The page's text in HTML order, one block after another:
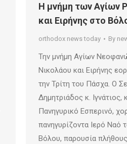
H μνήμη των Αγίων
και Ειρήνης στο
orthodox news today By
Την μνήμη Αγίων
Νικολάου και Ειρήνης
την Τρίτη του Πάσχα. Ο
Δημητριάδος κ. Ιγνάτιος,
Πανηγυρικό Εσπερινό,
πανηγυρίζοντα Ιερό Ναό
Βόλου, παρουσία